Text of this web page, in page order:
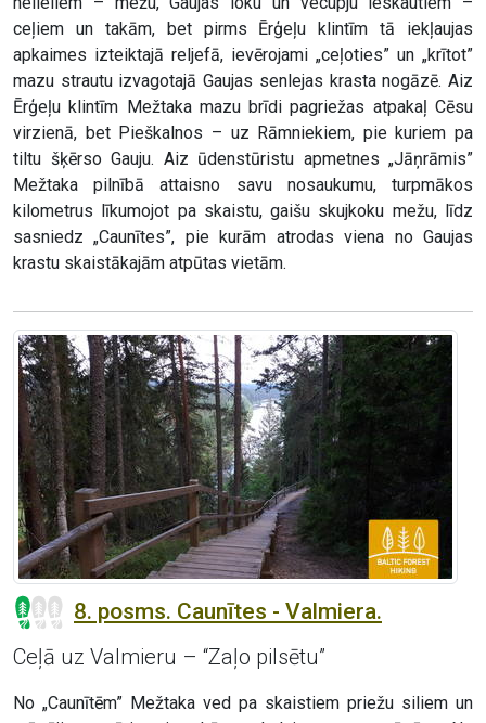
ceļiem un takām, bet pirms Ērģeļu klintīm tā iekļaujas
apkaimes izteiktajā reljefā, ievērojami „ceļoties” un „krītot”
mazu strautu izvagotajā Gaujas senlejas krasta nogāzē. Aiz
Ērģeļu klintīm Mežtaka mazu brīdi pagriežas atpakaļ Cēsu
virzienā, bet Pieškalnos – uz Rāmniekiem, pie kuriem pa
tiltu šķērso Gauju. Aiz ūdenstūristu apmetnes „Jāņrāmis”
Mežtaka pilnībā attaisno savu nosaukumu, turpmākos
kilometrus līkumojot pa skaistu, gaišu skujkoku mežu, līdz
sasniedz „Caunītes”, pie kurām atrodas viena no Gaujas
krastu skaistākajām atpūtas vietām.
8. posms. Caunītes - Valmiera.
Ceļā uz Valmieru – “Zaļo pilsētu”
No „Caunītēm” Mežtaka ved pa skaistiem priežu siliem un